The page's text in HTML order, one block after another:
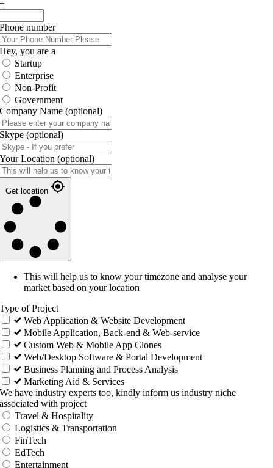
+
Phone number
Hey, you are a
Startup
Enterprise
Non-Profit
Government
Company Name (optional)
Skype (optional)
Your Location (optional)
Get location
This will help us to know your timezone and analyse your
market based on your location
Type of Project
Web Application & Website Development
Mobile Application, Back-end & Web-service
Custom Web & Mobile App Clones
Web/Desktop Software & Portal Development
Business Planning and Process Analysis
Marketing Aid & Services
We have industry experts too, kindly inform us industry niche
associated with project
Travel & Hospitality
Logistics & Transportation
FinTech
EdTech
Entertainment